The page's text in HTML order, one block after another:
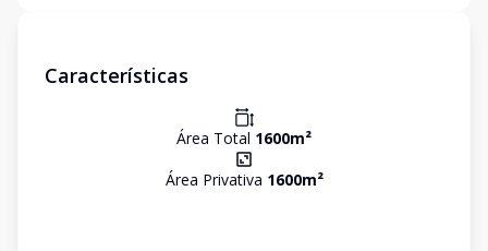
Características
Área Total 1600m²
Área Privativa 1600m²